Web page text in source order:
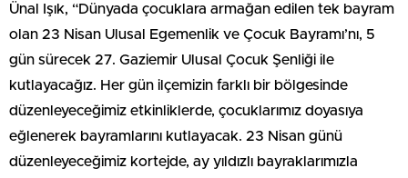
Ünal Işık, “Dünyada çocuklara armağan edilen tek bayram
olan 23 Nisan Ulusal Egemenlik ve Çocuk Bayramı’nı, 5
gün sürecek 27. Gaziemir Ulusal Çocuk Şenliği ile
kutlayacağız. Her gün ilçemizin farklı bir bölgesinde
düzenleyeceğimiz etkinliklerde, çocuklarımız doyasıya
eğlenerek bayramlarını kutlayacak. 23 Nisan günü
düzenleyeceğimiz kortejde, ay yıldızlı bayraklarımızla